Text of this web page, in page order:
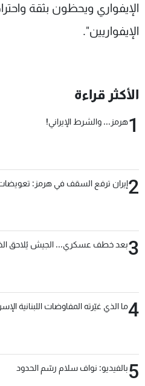
الإيفواري ويحظون بثقة
الإيفواريين".
الأكثر قراءة
1هرمز... والشرط الإيراني!
2إيران ترفع السقف في هرمز: تعويضات
3بعد خطف عسكري... الجيش يُلاحق
4ما الذي غيّرته المفاوضات اللبنانية
5بالفيديو: نواف سلام رسّم الحدود